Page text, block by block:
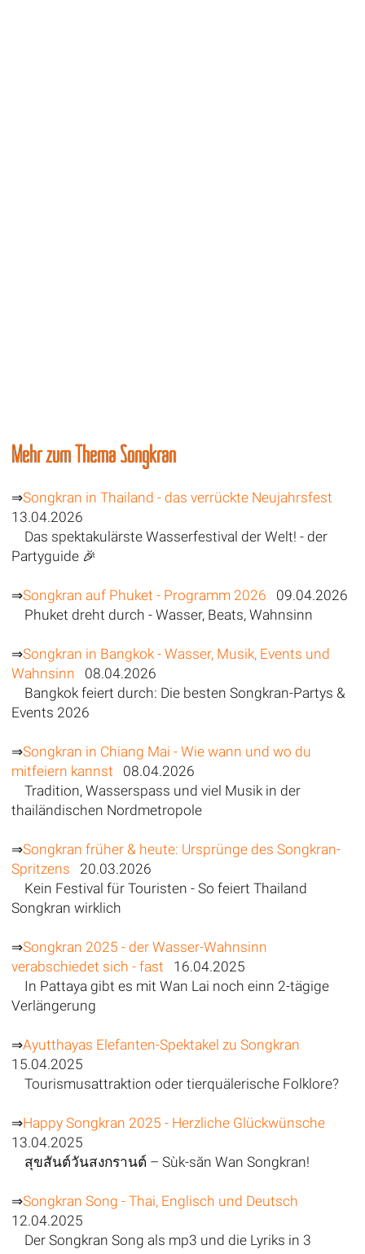
Mehr zum Thema Songkran
⇒Songkran in Thailand - das verrückte Neujahrsfest
13.04.2026
Das spektakulärste Wasserfestival der Welt! - der
Partyguide 🎉
⇒Songkran auf Phuket - Programm 2026 09.04.2026
Phuket dreht durch - Wasser, Beats, Wahnsinn
⇒Songkran in Bangkok - Wasser, Musik, Events und
Wahnsinn 08.04.2026
Bangkok feiert durch: Die besten Songkran-Partys &
Events 2026
⇒Songkran in Chiang Mai - Wie wann und wo du
mitfeiern kannst 08.04.2026
Tradition, Wasserspass und viel Musik in der
thailändischen Nordmetropole
⇒Songkran früher & heute: Ursprünge des Songkran-
Spritzens 20.03.2026
Kein Festival für Touristen - So feiert Thailand
Songkran wirklich
⇒Songkran 2025 - der Wasser-Wahnsinn
verabschiedet sich - fast 16.04.2025
In Pattaya gibt es mit Wan Lai noch einn 2-tägige
Verlängerung
⇒Ayutthayas Elefanten-Spektakel zu Songkran
15.04.2025
Tourismusattraktion oder tierquälerische Folklore?
⇒Happy Songkran 2025 - Herzliche Glückwünsche
13.04.2025
สุขสันต์วันสงกรานต์ – Sùk-săn Wan Songkran!
⇒Songkran Song - Thai, Englisch und Deutsch
12.04.2025
Der Songkran Song als mp3 und die Lyriks in 3